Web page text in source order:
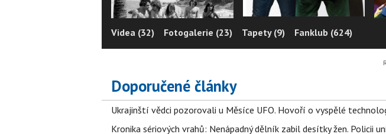
Videa (32) Fotogalerie (23) Tapety (9) Fanklub (624)
Doporučené články
Ukrajinští vědci pozorovali u Měsíce UFO. Hovoří o vyspělé
Kronika sériových vrahů: Nenápadný dělník zabil desítky žen. Policii